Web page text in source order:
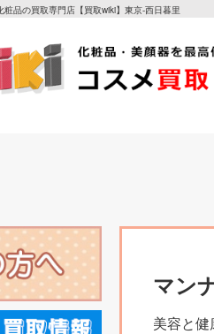
品の買取専門店【買取wiki】東京-西日暮里
マン
美容と